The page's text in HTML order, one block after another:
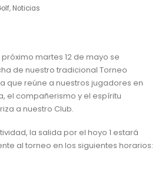
, Noticias
martes 12 de mayo se
de nuestro tradicional Torneo
que reúne a nuestros jugadores en
el compañerismo y el espíritu
a nuestro Club.
la salida por el hoyo 1 estará
al torneo en los siguientes horarios: